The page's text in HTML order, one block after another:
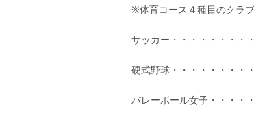
※体育コース４種目のクラ
サッカー・・・・・・・・
硬式野球・・・・・・・・
バレーボール女子・・・・